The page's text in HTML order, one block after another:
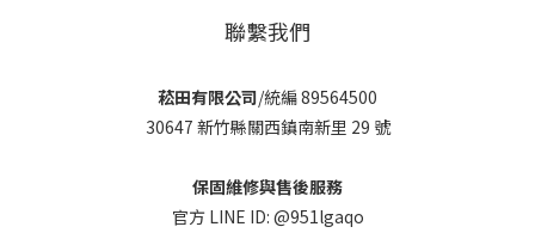
聯繫我們
菘田有限公司/統編 89564500
30647 新竹縣關西鎮南新里 29 號
保固維修與售後服務
官方 LINE ID: @951lgaqo